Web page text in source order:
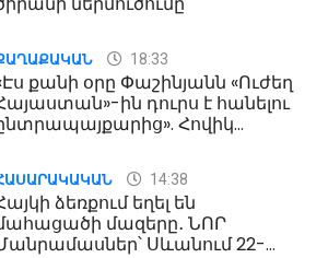
18:33
քանի օրը Փաշինյանն «Ուժեղ
ին դուրս է հանելու
Հովիկ
14:38
ձեռքում եղել են
մազերը․ ՆՈՐ
Սևանում 22-